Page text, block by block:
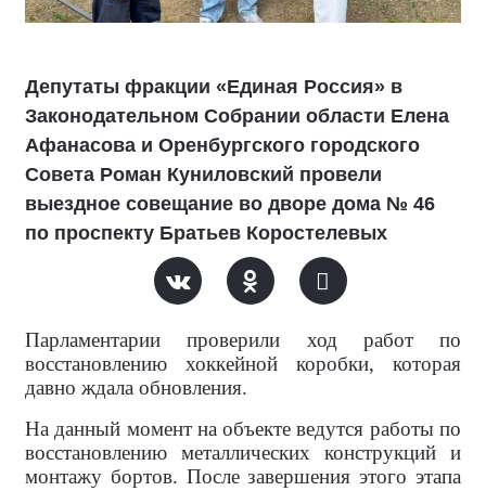
Депутаты фракции «Единая Россия» в
Законодательном Собрании области Елена
Афанасова и Оренбургского городского
Совета Роман Куниловский провели
выездное совещание во дворе дома № 46
по проспекту Братьев Коростелевых
Парламентарии проверили ход работ по
восстановлению хоккейной коробки, которая
давно ждала обновления.
На данный момент на объекте ведутся работы по
восстановлению металлических конструкций и
монтажу бортов. После завершения этого этапа